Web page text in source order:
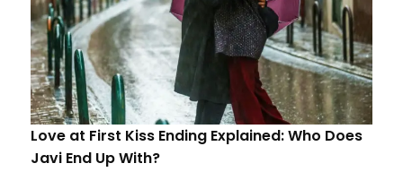
Love at First Kiss Ending Explained: Who Does
Javi End Up With?